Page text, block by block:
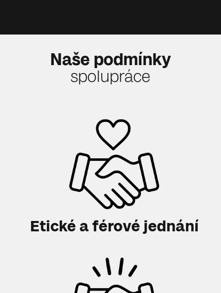
Naše podmínky
spolupráce
Etické a férové jednání